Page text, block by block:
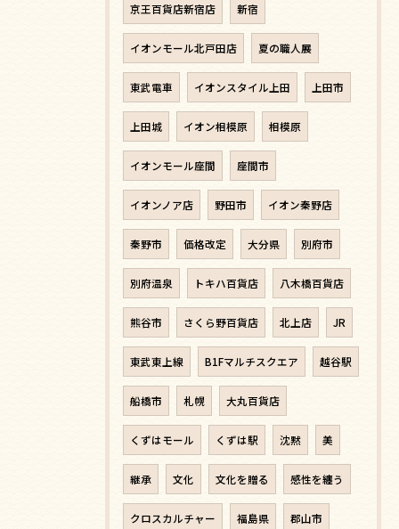
京王百貨店新宿店 新宿
イオンモール北戸田店 夏の職人展
東武電車 イオンスタイル上田 上田市
上田城 イオン相模原 相模原
イオンモール座間 座間市
イオンノア店 野田市 イオン秦野店
秦野市 価格改定 大分県 別府市
別府温泉 トキハ百貨店 八木橋百貨店
熊谷市 さくら野百貨店 北上店 JR
東武東上線 B1Fマルチスクエア 越谷駅
船橋市 札幌 大丸百貨店
くずはモール くずは駅 沈黙 美
継承 文化 文化を贈る 感性を纏う
クロスカルチャー 福島県 郡山市